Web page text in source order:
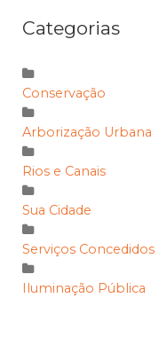
Categorias
Conservação
Arborização Urbana
Rios e Canais
Sua Cidade
Serviços Concedidos
Iluminação Pública